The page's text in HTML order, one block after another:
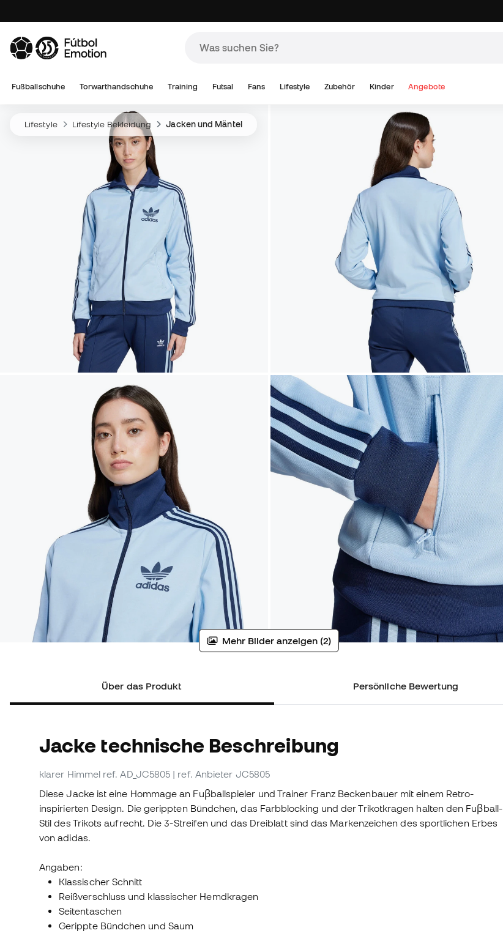
Fußballschuhe Torwarthandschuhe Training Futsal Fans Lifestyle Zubehör Kinder Angebote
Lifestyle Lifestyle Bekleidung Jacken und Mäntel
Mehr Bilder anzeigen (2)
Über das Produkt Persönliche Bewertung
Jacke technische Beschreibung
klarer Himmel ref. AD_JC5805 | ref. Anbieter JC5805
Diese Jacke ist eine Hommage an Fuβballspieler und Trainer Franz Beckenbauer mit einem Retro-
inspirierten Design. Die gerippten Bündchen, das Farbblocking und der Trikotkragen halten den Fuβball-
Stil des Trikots aufrecht. Die 3-Streifen und das Dreiblatt sind das Markenzeichen des sportlichen Erbes
von adidas.
Angaben:
Klassischer Schnitt
Reißverschluss und klassischer Hemdkragen
Seitentaschen
Gerippte Bündchen und Saum